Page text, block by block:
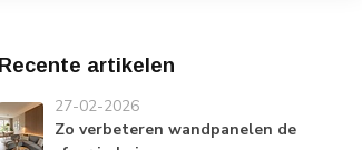
Recente artikelen
27-02-2026
Zo verbeteren wandpanelen de